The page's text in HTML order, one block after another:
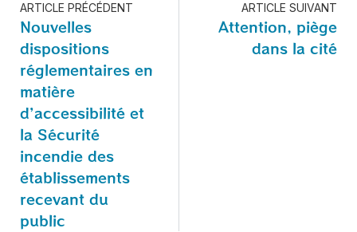
ARTICLE PRÉCÉDENT
Nouvelles
dispositions
réglementaires en
matière
d’accessibilité et
la Sécurité
incendie des
établissements
recevant du
public
ARTICLE SUIVANT
Attention, piège
dans la cité